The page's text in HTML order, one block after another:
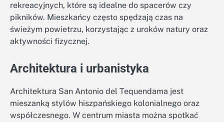
rekreacyjnych, które są idealne do spacerów czy
pikników. Mieszkańcy często spędzają czas na
świeżym powietrzu, korzystając z uroków natury oraz
aktywności fizycznej.
Architektura i urbanistyka
Architektura San Antonio del Tequendama jest
mieszanką stylów hiszpańskiego kolonialnego oraz
współczesnego. W centrum miasta można spotkać